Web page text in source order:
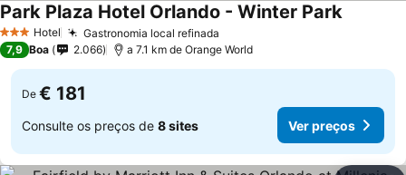
3 EstrelasHotel Gastronomia local refinada
Park Plaza Hotel Orlando - Winter ParkVer
7,9 Boa 2.066 a 7.1 km de Orange World
De € 181
Consulte os preços de 8 sites Ver preços